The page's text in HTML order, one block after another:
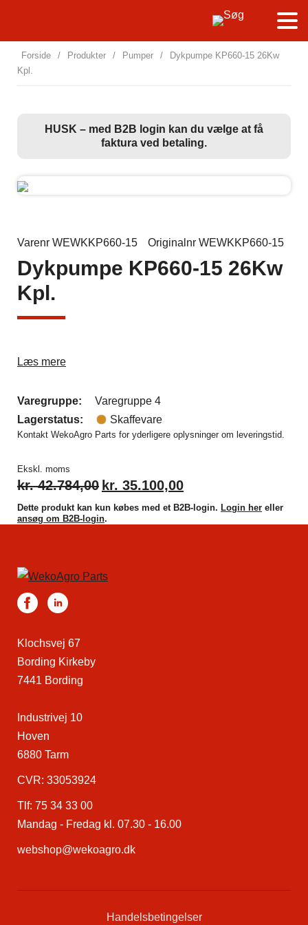
Forside / Produkter / Pumper /
Dykpumpe KP660-15 26Kw
Kpl.
HUSK – med B2B login kan du vælge at få
faktura ved betaling.
Varenr WEWKKP660-15 Originalnr WEWKKP660-15
Dykpumpe KP660-15 26Kw
Kpl.
Læs mere
Varegruppe:
Varegruppe 4
Lagerstatus:
Skaffevare
Kontakt WekoAgro Parts for yderligere oplysninger om leveringstid.
Ekskl. moms
kr.42.784,00 kr. 35.100,00
Dette produkt kan kun købes med et B2B-login. Login her eller
ansøg om B2B-login.
Klochsvej 67
Bording Kirkeby
7441 Bording
Industrivej 10
Hoven
6880 Tarm
CVR: 33053924
Tlf: 75 34 33 00
Mandag - Fredag kl. 07.30 - 16.00
webshop@wekoagro.dk
Handelsbetingelser